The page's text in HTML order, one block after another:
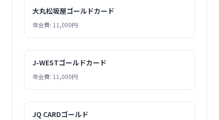
大丸松坂屋ゴールドカード
年会費: 11,000円
J-WESTゴールドカード
年会費: 11,000円
JQ CARDゴールド